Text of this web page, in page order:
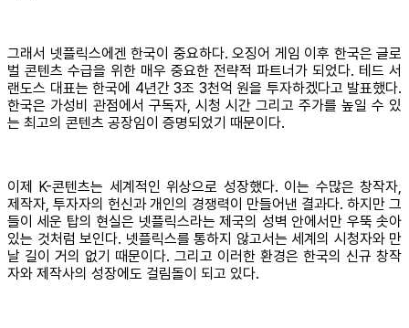
그래서 넷플릭스에겐 한국이 중요하다. 오징어 게임 이후 한국은 글로
벌 콘텐츠 수급을 위한 매우 중요한 전략적 파트너가 되었다. 테드 서
랜도스 대표는 한국에 4년간 3조 3천억 원을 투자하겠다고 발표했다.
한국은 가성비 관점에서 구독자, 시청 시간 그리고 주가를 높일 수 있
는 최고의 콘텐츠 공장임이 증명되었기 때문이다.
이제 K-콘텐츠는 세계적인 위상으로 성장했다. 이는 수많은 창작자,
제작자, 투자자의 헌신과 개인의 경쟁력이 만들어낸 결과다. 하지만 그
들이 세운 탑의 현실은 넷플릭스라는 제국의 성벽 안에서만 우뚝 솟아
있는 것처럼 보인다. 넷플릭스를 통하지 않고서는 세계의 시청자와 만
날 길이 거의 없기 때문이다. 그리고 이러한 환경은 한국의 신규 창작
자와 제작사의 성장에도 걸림돌이 되고 있다.